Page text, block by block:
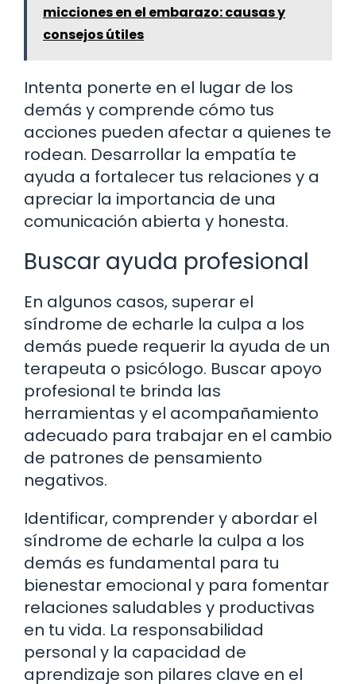
micciones en el embarazo: causas y
consejos útiles
Intenta ponerte en el lugar de los
demás y comprende cómo tus
acciones pueden afectar a quienes te
rodean. Desarrollar la empatía te
ayuda a fortalecer tus relaciones y a
apreciar la importancia de una
comunicación abierta y honesta.
Buscar ayuda profesional
En algunos casos, superar el
síndrome de echarle la culpa a los
demás puede requerir la ayuda de un
terapeuta o psicólogo. Buscar apoyo
profesional te brinda las
herramientas y el acompañamiento
adecuado para trabajar en el cambio
de patrones de pensamiento
negativos.
Identificar, comprender y abordar el
síndrome de echarle la culpa a los
demás es fundamental para tu
bienestar emocional y para fomentar
relaciones saludables y productivas
en tu vida. La responsabilidad
personal y la capacidad de
aprendizaje son pilares clave en el